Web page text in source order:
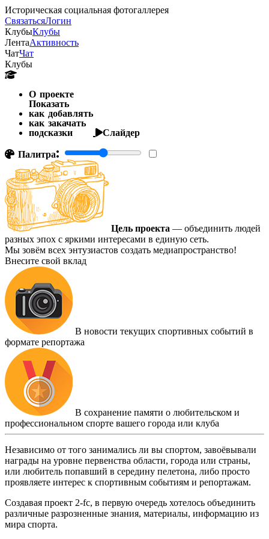
Историческая социальная фотогаллерея
СвязатьсяЛогин
КлубыКлубы
ЛентаАктивность
ЧатЧат
Клубы
О проекте
Показать
как добавлять
как закачать
подсказки
Слайдер
Палитра:
Цель проекта — объединить людей
разных эпох с яркими интересами в единую сеть.
Мы зовём всех энтузиастов создать медиапространство!
Внесите свой вклад
В новости текущих спортивных событий в
формате репортажа
В сохранение памяти о любительском и
профессиональном спорте вашего города или клуба
Независимо от того занимались ли вы спортом, завоёвывали
награды на уровне первенства области, города или страны,
или любитель попавший в середину пелетона, либо просто
проявляете интерес к спортивным событиям и репортажам.
Создавая проект 2-fc, в первую очередь хотелось объединить
различные разрозненные знания, материалы, информацию из
мира спорта.